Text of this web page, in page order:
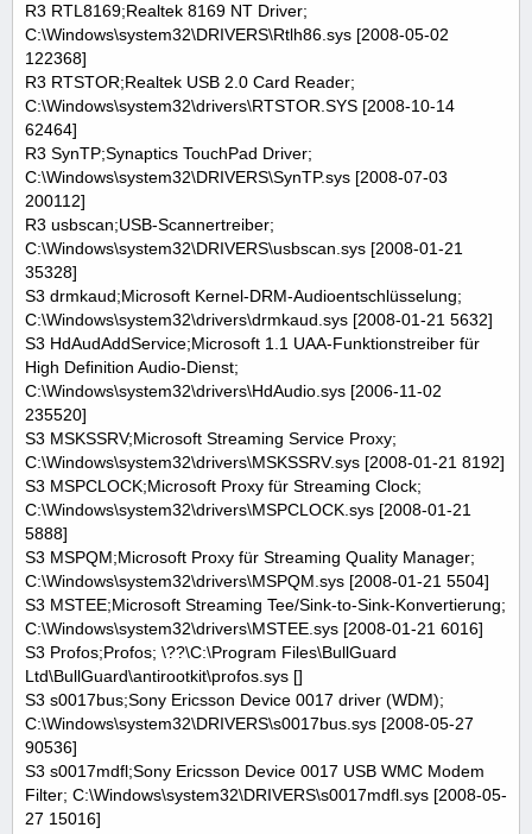
R3 RTL8169;Realtek 8169 NT Driver;
C:\Windows\system32\DRIVERS\Rtlh86.sys [2008-05-02
122368]
R3 RTSTOR;Realtek USB 2.0 Card Reader;
C:\Windows\system32\drivers\RTSTOR.SYS [2008-10-14
62464]
R3 SynTP;Synaptics TouchPad Driver;
C:\Windows\system32\DRIVERS\SynTP.sys [2008-07-03
200112]
R3 usbscan;USB-Scannertreiber;
C:\Windows\system32\DRIVERS\usbscan.sys [2008-01-21
35328]
S3 drmkaud;Microsoft Kernel-DRM-Audioentschlüsselung;
C:\Windows\system32\drivers\drmkaud.sys [2008-01-21 5632]
S3 HdAudAddService;Microsoft 1.1 UAA-Funktionstreiber für
High Definition Audio-Dienst;
C:\Windows\system32\drivers\HdAudio.sys [2006-11-02
235520]
S3 MSKSSRV;Microsoft Streaming Service Proxy;
C:\Windows\system32\drivers\MSKSSRV.sys [2008-01-21 8192]
S3 MSPCLOCK;Microsoft Proxy für Streaming Clock;
C:\Windows\system32\drivers\MSPCLOCK.sys [2008-01-21
5888]
S3 MSPQM;Microsoft Proxy für Streaming Quality Manager;
C:\Windows\system32\drivers\MSPQM.sys [2008-01-21 5504]
S3 MSTEE;Microsoft Streaming Tee/Sink-to-Sink-Konvertierung;
C:\Windows\system32\drivers\MSTEE.sys [2008-01-21 6016]
S3 Profos;Profos; \??\C:\Program Files\BullGuard
Ltd\BullGuard\antirootkit\profos.sys []
S3 s0017bus;Sony Ericsson Device 0017 driver (WDM);
C:\Windows\system32\DRIVERS\s0017bus.sys [2008-05-27
90536]
S3 s0017mdfl;Sony Ericsson Device 0017 USB WMC Modem
Filter; C:\Windows\system32\DRIVERS\s0017mdfl.sys [2008-05-
27 15016]